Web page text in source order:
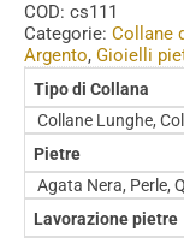
COD: cs111
Categorie: Collane
Argento, Gioielli
Tipo di Collana
Collane Lunghe,
Pietre
Agata Nera, Perle,
Lavorazione pietre